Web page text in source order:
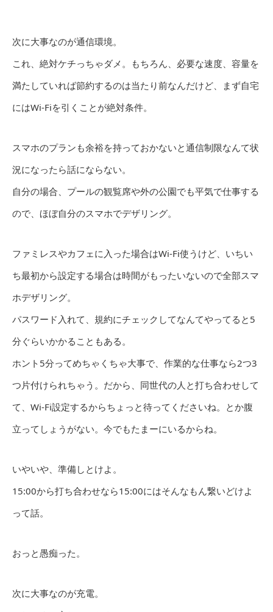
次に大事なのが通信環境。
これ、絶対ケチっちゃダメ。もちろん、必要な速度、容量を
満たしていれば節約するのは当たり前なんだけど、まず自宅
にはWi-Fiを引くことが絶対条件。
スマホのプランも余裕を持っておかないと通信制限なんて状
況になったら話にならない。
自分の場合、プールの観覧席や外の公園でも平気で仕事する
ので、ほぼ自分のスマホでデザリング。
ファミレスやカフェに入った場合はWi-Fi使うけど、いちい
ち最初から設定する場合は時間がもったいないので全部スマ
ホデザリング。
パスワード入れて、規約にチェックしてなんてやってると5
分ぐらいかかることもある。
ホント5分ってめちゃくちゃ大事で、作業的な仕事なら2つ3
つ片付けられちゃう。だから、同世代の人と打ち合わせして
て、Wi-Fi設定するからちょっと待ってくださいね。とか腹
立ってしょうがない。今でもたまーにいるからね。
いやいや、準備しとけよ。
15:00から打ち合わせなら15:00にはそんなもん繋いどけよ
って話。
おっと愚痴った。
次に大事なのが充電。